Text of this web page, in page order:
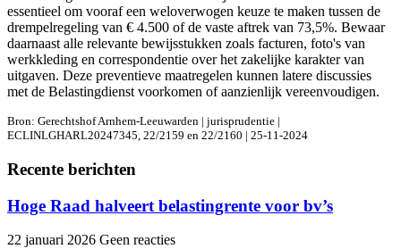
essentieel om vooraf een weloverwogen keuze te maken tussen de
drempelregeling van € 4.500 of de vaste aftrek van 73,5%. Bewaar
daarnaast alle relevante bewijsstukken zoals facturen, foto's van
werkkleding en correspondentie over het zakelijke karakter van
uitgaven. Deze preventieve maatregelen kunnen latere discussies
met de Belastingdienst voorkomen of aanzienlijk vereenvoudigen.
Bron: Gerechtshof Arnhem-Leeuwarden | jurisprudentie |
ECLINLGHARL20247345, 22/2159 en 22/2160 | 25-11-2024
Recente berichten
Hoge Raad halveert belastingrente voor bv’s
22 januari 2026 Geen reacties